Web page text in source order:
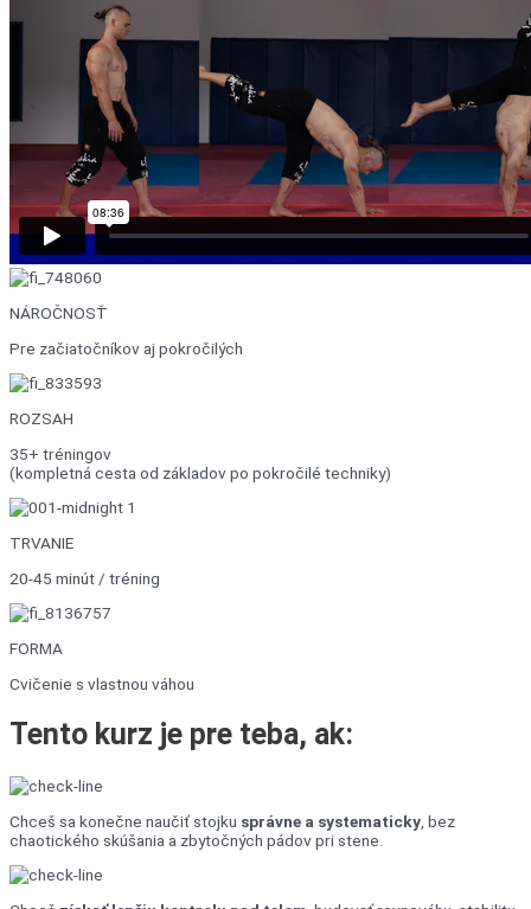
NÁROČNOSŤ
Pre začiatočníkov aj pokročilých
ROZSAH
35+ tréningov
(kompletná cesta od základov po pokročilé techniky)
TRVANIE
20-45 minút / tréning
FORMA
Cvičenie s vlastnou váhou
Tento kurz je pre teba, ak:
Chceš sa konečne naučiť stojku správne a systematicky , bez
chaotického skúšania a zbytočných pádov pri stene.